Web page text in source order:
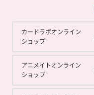
カードラボオンライン
ショップ
アニメイトオンライン
ショップ